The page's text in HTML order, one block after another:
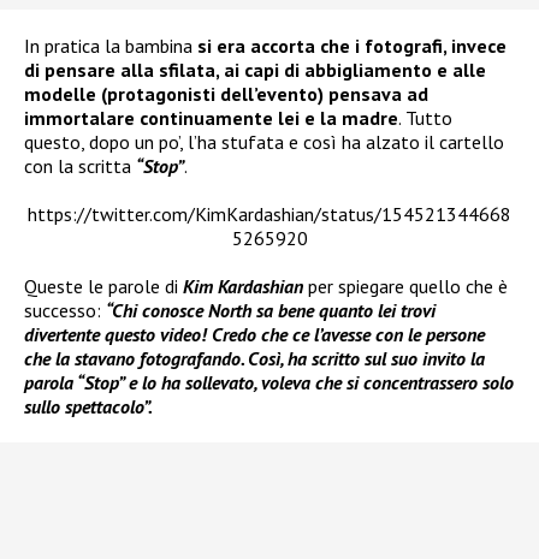
In pratica la bambina si era accorta che i fotografi, invece
di pensare alla sfilata, ai capi di abbigliamento e alle
modelle (protagonisti dell’evento) pensava ad
immortalare continuamente lei e la madre. Tutto
questo, dopo un po’, l’ha stufata e così ha alzato il cartello
con la scritta “Stop”.
https://twitter.com/KimKardashian/status/154521344668
5265920
Queste le parole di Kim Kardashian per spiegare quello che è
successo: “Chi conosce North sa bene quanto lei trovi
divertente questo video! Credo che ce l’avesse con le persone
che la stavano fotografando. Così, ha scritto sul suo invito la
parola “Stop” e lo ha sollevato, voleva che si concentrassero solo
sullo spettacolo”.